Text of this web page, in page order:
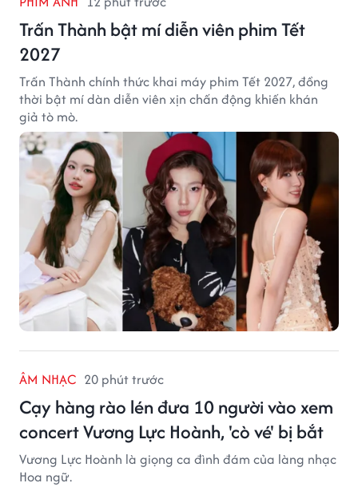
Trấn Thành bật mí diễn viên phim Tết
2027
Trấn Thành chính thức khai máy phim Tết 2027, đồng
thời bật mí dàn diễn viên xịn chấn động khiến khán
giả tò mò.
ÂM NHẠC 20 phút trước
Cạy hàng rào lén đưa 10 người vào xem
concert Vương Lực Hoành, 'cò vé' bị bắt
Vương Lực Hoành là giọng ca đình đám của làng nhạc
Hoa ngữ.